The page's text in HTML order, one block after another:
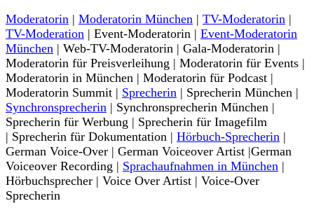
Moderatorin | Moderatorin München | TV-Moderatorin |
TV-Moderation | Event-Moderatorin | Event-Moderatorin
München | Web-TV-Moderatorin | Gala-Moderatorin |
Moderatorin für Preisverleihung | Moderatorin für Events |
Moderatorin in München | Moderatorin für Podcast |
Moderatorin Summit | Sprecherin | Sprecherin München |
Synchronsprecherin | Synchronsprecherin München |
Sprecherin für Werbung | Sprecherin für Imagefilm
| Sprecherin für Dokumentation | Hörbuch-Sprecherin |
German Voice-Over | German Voiceover Artist |German
Voiceover Recording | Sprachaufnahmen in München |
Hörbuchsprecher | Voice Over Artist | Voice-Over
Sprecherin